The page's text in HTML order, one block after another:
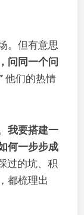
。但有意思
问同一个问
他们的热情
我要搭建一
何一步步成
过的坑、积
都梳理出